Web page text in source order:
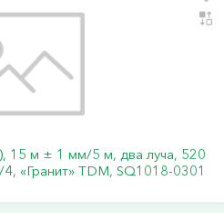
15 м ± 1 мм/5 м, два луча, 520
«Гранит» TDM, SQ1018-0301